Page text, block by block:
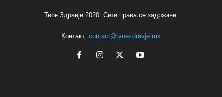
Твое Здравје 2020. Сите права се задржани.
Контакт: contact@tvoezdravje.mk